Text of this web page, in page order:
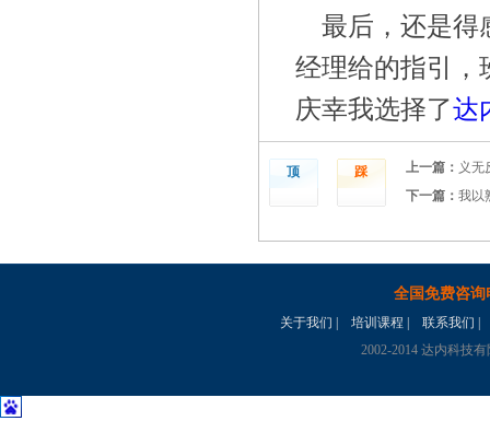
最后，还是得
经理给的指引，
庆幸我选择了达
顶 踩 上一篇： 义无
下一篇： 我以
全国免费咨询
关于我们 培训课程 联系我们
2002-2014 达内科技